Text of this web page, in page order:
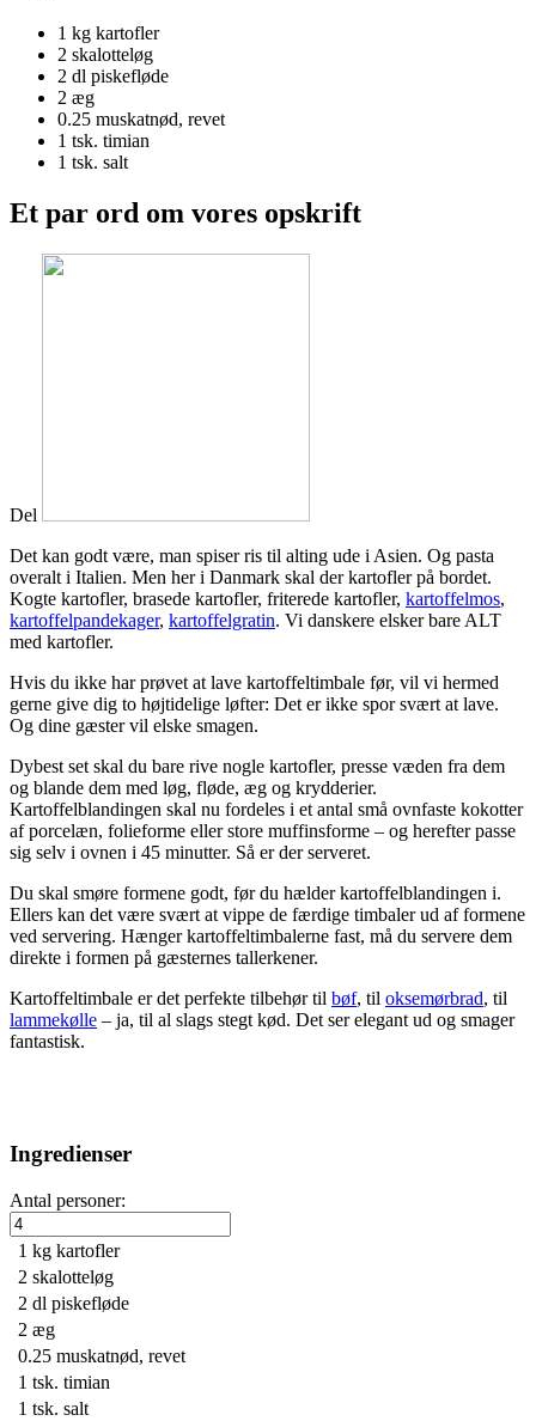
1 kg kartofler
2 skalotteløg
2 dl piskefløde
2 æg
0.25 muskatnød, revet
1 tsk. timian
1 tsk. salt
Et par ord om vores opskrift
Del
Det kan godt være, man spiser ris til alting ude i Asien. Og pasta
overalt i Italien. Men her i Danmark skal der kartofler på bordet.
Kogte kartofler, brasede kartofler, friterede kartofler, kartoffelmos,
kartoffelpandekager, kartoffelgratin. Vi danskere elsker bare ALT
med kartofler.
Hvis du ikke har prøvet at lave kartoffeltimbale før, vil vi hermed
gerne give dig to højtidelige løfter: Det er ikke spor svært at lave.
Og dine gæster vil elske smagen.
Dybest set skal du bare rive nogle kartofler, presse væden fra dem
og blande dem med løg, fløde, æg og krydderier.
Kartoffelblandingen skal nu fordeles i et antal små ovnfaste kokotter
af porcelæn, folieforme eller store muffinsforme – og herefter passe
sig selv i ovnen i 45 minutter. Så er der serveret.
Du skal smøre formene godt, før du hælder kartoffelblandingen i.
Ellers kan det være svært at vippe de færdige timbaler ud af formene
ved servering. Hænger kartoffeltimbalerne fast, må du servere dem
direkte i formen på gæsternes tallerkener.
Kartoffeltimbale er det perfekte tilbehør til bøf, til oksemørbrad, til
lammekølle – ja, til al slags stegt kød. Det ser elegant ud og smager
fantastisk.
Ingredienser
Antal personer:
1 kg kartofler
2 skalotteløg
2 dl piskefløde
2 æg
0.25 muskatnød, revet
1 tsk. timian
1 tsk. salt